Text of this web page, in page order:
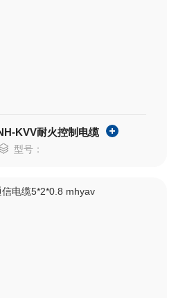
KVV耐火控制电缆
型号：